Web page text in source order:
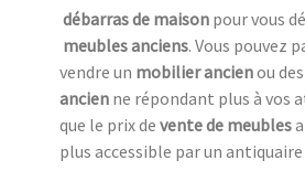
débarras de maison pour vous
meubles anciens. Vous pouvez
vendre un mobilier ancienou des
ancien ne répondant plus à vos
que le prix de vente de meubles
plus accessible par un